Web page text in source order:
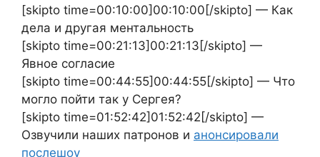
[skipto time=00:10:00]00:10:00[/skipto] — Как
дела и другая ментальность
[skipto time=00:21:13]00:21:13[/skipto] —
Явное согласие
[skipto time=00:44:55]00:44:55[/skipto] — Что
могло пойти так у Сергея?
[skipto time=01:52:42]01:52:42[/skipto] —
Озвучили наших патронов и анонсировали
послешоу